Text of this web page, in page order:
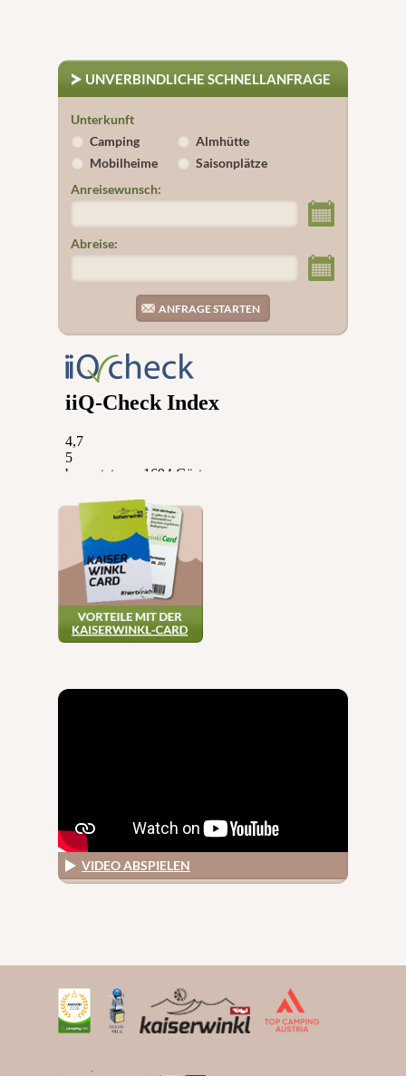
UNVERBINDLICHE SCHNELLANFRAGE
Unterkunft
Camping
Almhütte
Mobilheime
Saisonplätze
Anreisewunsch:
Abreise:
VIDEO ABSPIELEN